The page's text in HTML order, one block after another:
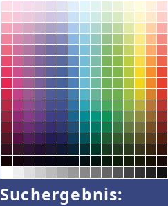
Suchergebnis: